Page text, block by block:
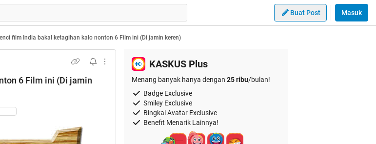
Buat Post Masuk
film India bakal ketagihan kalo nonton 6 Film ini (Di jamin keren)
6 Film ini (Di jamin
KASKUS Plus
Menang banyak hanya dengan 25 ribu/bulan!
Badge Exclusive
Smiley Exclusive
Bingkai Avatar Exclusive
Benefit Menarik Lainnya!